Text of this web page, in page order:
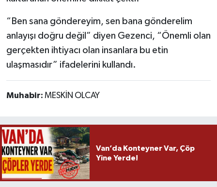
“Ben sana göndereyim, sen bana gönderelim
anlayışı doğru değil” diyen Gezenci, “Önemli olan
gerçekten ihtiyacı olan insanlara bu etin
ulaşmasıdır” ifadelerini kullandı.
Muhabir: MESKİN OLCAY
Van’da Konteyner Var, Çöp
Yine Yerde!